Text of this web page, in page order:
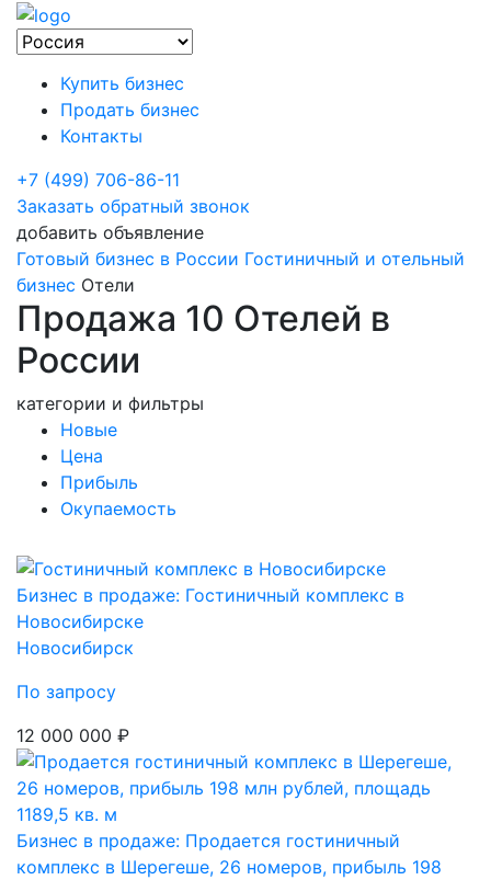
Купить бизнес
Продать бизнес
Контакты
+7 (499) 706-86-11
Заказать обратный звонок
добавить объявление
Готовый бизнес в России Гостиничный и отельный
бизнес Отели
Продажа 10 Отелей в
России
категории и фильтры
Новые
Цена
Прибыль
Окупаемость
Бизнес в продаже: Гостиничный комплекс в
Новосибирске
Новосибирск
По запросу
12 000 000 ₽
Бизнес в продаже: Продается гостиничный
комплекс в Шерегеше, 26 номеров, прибыль 198